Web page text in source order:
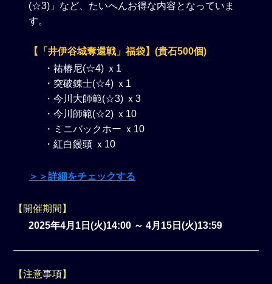
(☆3)」など、たいへんお得な内容となっていま
す。
【「井伊谷城奪還戦」福袋】(貴石500個)
・祐椿尼(☆4) ｘ1
・突破錬士(☆4) ｘ1
・今川大師範(☆3) ｘ3
・今川師範(☆2) ｘ10
・ミニバックホー ｘ10
・紅白饅頭 ｘ10
＞＞詳細をチェックする
【開催期間】
2025年4月1日(火)14:00 ～ 4月15日(火)13:59
【注意事項】